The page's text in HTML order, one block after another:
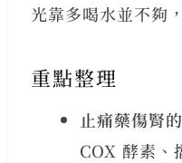
光靠多喝水並不夠
重點整理
止痛藥傷腎
COX 酵素、